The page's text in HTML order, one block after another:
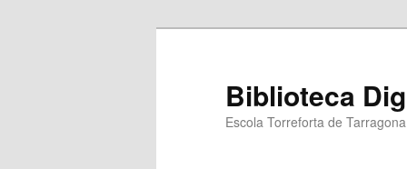
Biblioteca
Escola Torreforta de Tarragona